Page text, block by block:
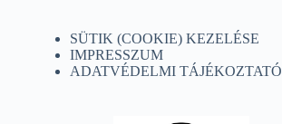
SÜTIK (COOKIE) KEZELÉSE
IMPRESSZUM
ADATVÉDELMI TÁJÉKOZTATÓ